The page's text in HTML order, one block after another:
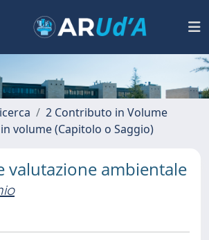
2 Contributo in Volume
volume (Capitolo o Saggio)
valutazione ambientale